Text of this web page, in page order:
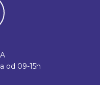
od 09-15h